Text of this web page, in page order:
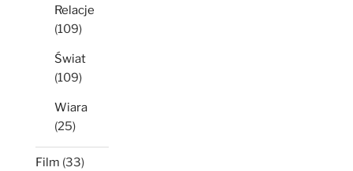
Relacje
(109)
Świat
(109)
Wiara
(25)
Film (33)